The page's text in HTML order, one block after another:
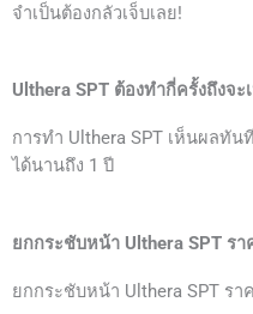
จำเป็นต้องกลัวเจ็บเลย!
Ulthera SPT ต้องทำกี่ครั้งถึงจะ
การทำ Ulthera SPT เห็นผลทั
ได้นานถึง 1 ปี
ยกกระชับหน้า Ulthera SPT รา
ยกกระชับหน้า Ulthera SPT ร